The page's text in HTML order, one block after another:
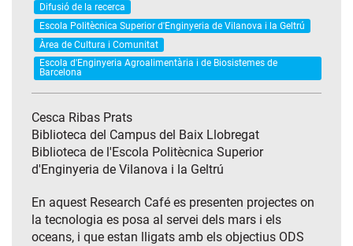
Difusió de la recerca
Escola Politècnica Superior d'Enginyeria de Vilanova i la Geltrú
Àrea de Cultura i Comunitat
Escola d'Enginyeria Agroalimentària i de Biosistemes de
Barcelona
Cesca Ribas Prats
Biblioteca del Campus del Baix Llobregat
Biblioteca de l'Escola Politècnica Superior
d'Enginyeria de Vilanova i la Geltrú
En aquest Research Café es presenten projectes on
la tecnologia es posa al servei dels mars i els
oceans, i que estan lligats amb els objectius ODS